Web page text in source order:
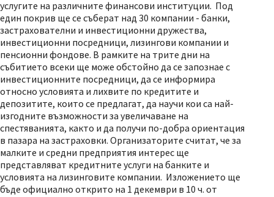
услугите на различните финансови институции. Под
един покрив ще се съберат над 30 компании - банки,
застрахователни и инвестиционни дружества,
инвестиционни посредници, лизингови компании и
пенсионни фондове. В рамките на трите дни на
събитието всеки ще може обстойно да се запознае с
инвестиционните посредници, да се информира
относно условията и лихвите по кредитите и
депозитите, които се предлагат, да научи кои са най-
изгодните възможности за увеличаване на
спестяванията, както и да получи по-добра ориентация
в пазара на застраховки. Организаторите считат, че за
малките и средни предприятия интерес ще
представляват кредитните услуги на банките и
условията на лизинговите компании. Изложението ще
бъде официално открито на 1 декември в 10 ч. от